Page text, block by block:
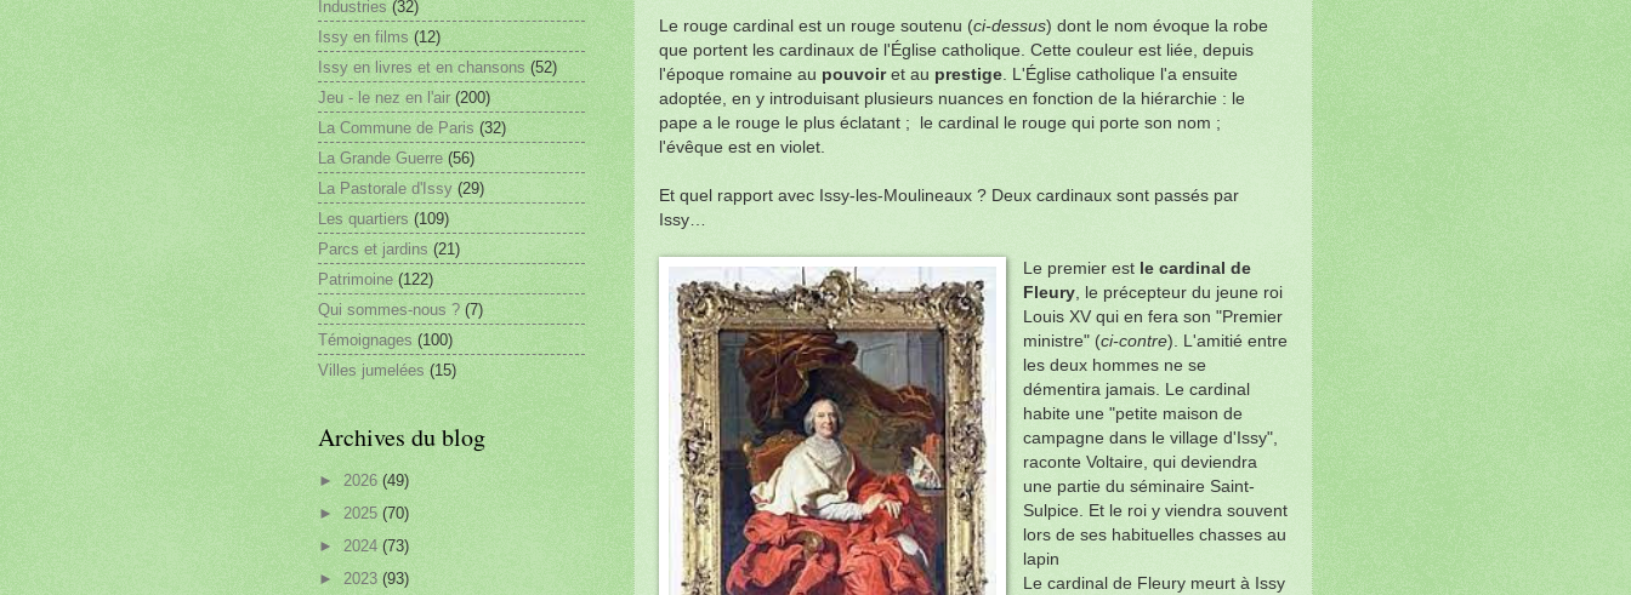
Le rouge cardinal est un rouge soutenu (ci-dessus) dont le nom évoque la robe
que portent les cardinaux de l'Église catholique. Cette couleur est liée, depuis
l'époque romaine au pouvoir et au prestige. L'Église catholique l'a ensuite
adoptée, en y introduisant plusieurs nuances en fonction de la hiérarchie : le
pape a le rouge le plus éclatant ; le cardinal le rouge qui porte son nom ;
l'évêque est en violet.
Et quel rapport avec Issy-les-Moulineaux ? Deux cardinaux sont passés par
Issy…
Le premier estle cardinal de
Fleury, le précepteur du jeune roi
Louis XV qui en fera son "Premier
ministre" (ci-contre). L'amitié entre
les deux hommes ne se
démentira jamais. Le cardinal
habite une "petite maison de
campagne dans le village d'Issy",
raconte Voltaire, qui deviendra
une partie du séminaire Saint-
Sulpice. Et le roi y viendra souvent
lors de ses habituelles chasses au
lapin
Le cardinal de Fleury meurt à Issy
Industries (32)
Issy en films (12)
Issy en livres et en chansons (52)
Jeu - le nez en l'air (200)
La Commune de Paris (32)
La Grande Guerre (56)
La Pastorale d'Issy (29)
Les quartiers (109)
Parcs et jardins (21)
Patrimoine (122)
Qui sommes-nous ? (7)
Témoignages (100)
Villes jumelées (15)
Archives du blog
► 2026 (49)
► 2025 (70)
► 2024 (73)
► 2023 (93)